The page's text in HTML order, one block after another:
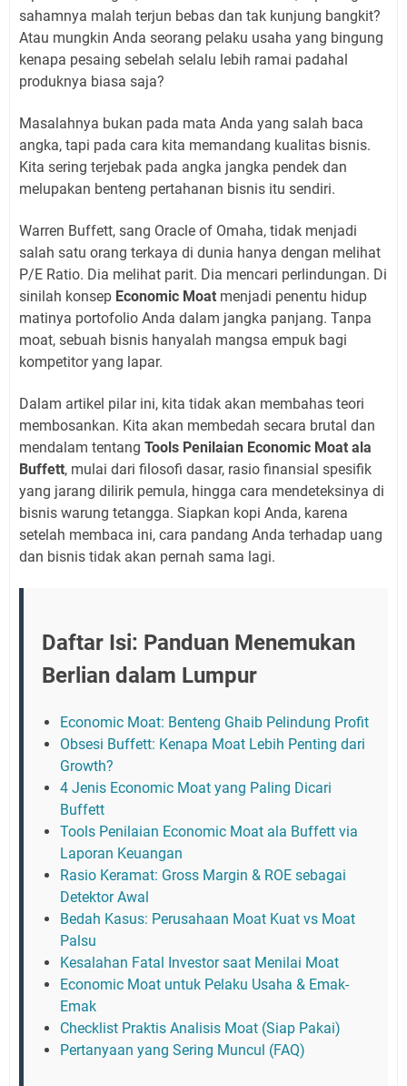
sahamnya malah terjun bebas dan tak kunjung bangkit?
Atau mungkin Anda seorang pelaku usaha yang bingung
kenapa pesaing sebelah selalu lebih ramai padahal
produknya biasa saja?
Masalahnya bukan pada mata Anda yang salah baca
angka, tapi pada cara kita memandang kualitas bisnis.
Kita sering terjebak pada angka jangka pendek dan
melupakan benteng pertahanan bisnis itu sendiri.
Warren Buffett, sang Oracle of Omaha, tidak menjadi
salah satu orang terkaya di dunia hanya dengan melihat
P/E Ratio. Dia melihat parit. Dia mencari perlindungan. Di
sinilah konsep Economic Moat menjadi penentu hidup
matinya portofolio Anda dalam jangka panjang. Tanpa
moat, sebuah bisnis hanyalah mangsa empuk bagi
kompetitor yang lapar.
Dalam artikel pilar ini, kita tidak akan membahas teori
membosankan. Kita akan membedah secara brutal dan
mendalam tentang Tools Penilaian Economic Moat ala
Buffett, mulai dari filosofi dasar, rasio finansial spesifik
yang jarang dilirik pemula, hingga cara mendeteksinya di
bisnis warung tetangga. Siapkan kopi Anda, karena
setelah membaca ini, cara pandang Anda terhadap uang
dan bisnis tidak akan pernah sama lagi.
Daftar Isi: Panduan Menemukan
Berlian dalam Lumpur
Economic Moat: Benteng Ghaib Pelindung Profit
Obsesi Buffett: Kenapa Moat Lebih Penting dari
Growth?
4 Jenis Economic Moat yang Paling Dicari
Buffett
Tools Penilaian Economic Moat ala Buffett via
Laporan Keuangan
Rasio Keramat: Gross Margin & ROE sebagai
Detektor Awal
Bedah Kasus: Perusahaan Moat Kuat vs Moat
Palsu
Kesalahan Fatal Investor saat Menilai Moat
Economic Moat untuk Pelaku Usaha & Emak-
Emak
Checklist Praktis Analisis Moat (Siap Pakai)
Pertanyaan yang Sering Muncul (FAQ)